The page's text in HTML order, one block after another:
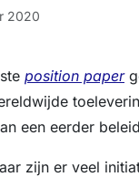
2020
position paper
een eerder
zijn er veel